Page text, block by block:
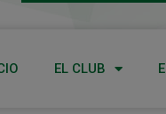
EL CLUB